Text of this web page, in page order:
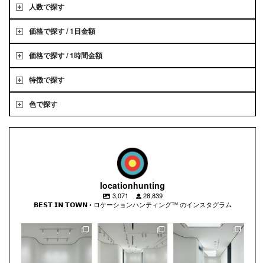
人数で探す
価格で探す / 1日金額
価格で探す / 1時間金額
特徴で探す
色で探す
locationhunting
3,071
28,839
𝗕𝗘𝗦𝗧 𝗜𝗡 𝗧𝗢𝗪𝗡 • ロケーションハンティング™️ のインスタグラム